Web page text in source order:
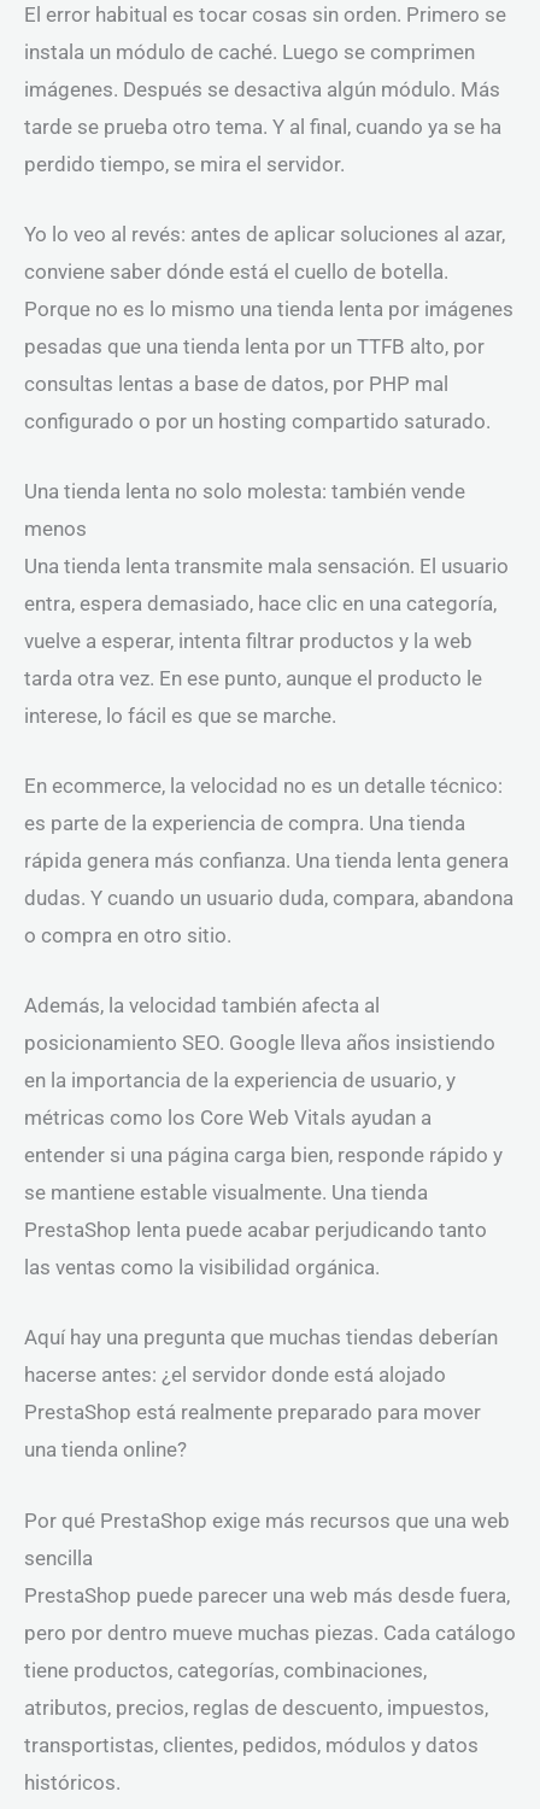
El error habitual es tocar cosas sin orden. Primero se
instala un módulo de caché. Luego se comprimen
imágenes. Después se desactiva algún módulo. Más
tarde se prueba otro tema. Y al final, cuando ya se ha
perdido tiempo, se mira el servidor.
Yo lo veo al revés: antes de aplicar soluciones al azar,
conviene saber dónde está el cuello de botella.
Porque no es lo mismo una tienda lenta por imágenes
pesadas que una tienda lenta por un TTFB alto, por
consultas lentas a base de datos, por PHP mal
configurado o por un hosting compartido saturado.
Una tienda lenta no solo molesta: también vende
menos
Una tienda lenta transmite mala sensación. El usuario
entra, espera demasiado, hace clic en una categoría,
vuelve a esperar, intenta filtrar productos y la web
tarda otra vez. En ese punto, aunque el producto le
interese, lo fácil es que se marche.
En ecommerce, la velocidad no es un detalle técnico:
es parte de la experiencia de compra. Una tienda
rápida genera más confianza. Una tienda lenta genera
dudas. Y cuando un usuario duda, compara, abandona
o compra en otro sitio.
Además, la velocidad también afecta al
posicionamiento SEO. Google lleva años insistiendo
en la importancia de la experiencia de usuario, y
métricas como los Core Web Vitals ayudan a
entender si una página carga bien, responde rápido y
se mantiene estable visualmente. Una tienda
PrestaShop lenta puede acabar perjudicando tanto
las ventas como la visibilidad orgánica.
Aquí hay una pregunta que muchas tiendas deberían
hacerse antes: ¿el servidor donde está alojado
PrestaShop está realmente preparado para mover
una tienda online?
Por qué PrestaShop exige más recursos que una web
sencilla
PrestaShop puede parecer una web más desde fuera,
pero por dentro mueve muchas piezas. Cada catálogo
tiene productos, categorías, combinaciones,
atributos, precios, reglas de descuento, impuestos,
transportistas, clientes, pedidos, módulos y datos
históricos.